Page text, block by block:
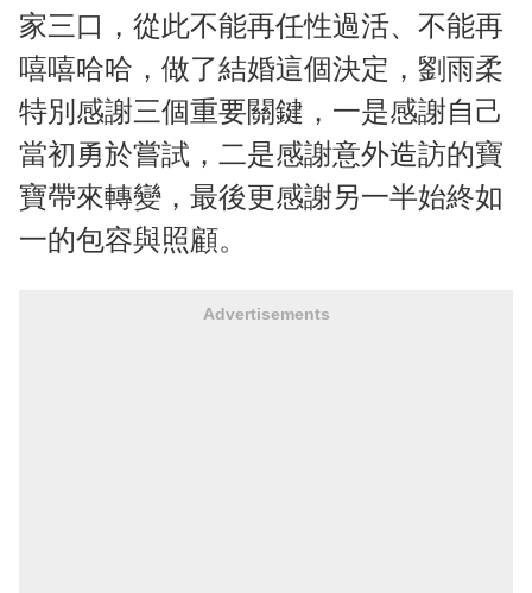
家三口，從此不能再任性過活、不能再
嘻嘻哈哈，做了結婚這個決定，劉雨柔
特別感謝三個重要關鍵，一是感謝自己
當初勇於嘗試，二是感謝意外造訪的寶
寶帶來轉變，最後更感謝另一半始終如
一的包容與照顧。
Advertisements